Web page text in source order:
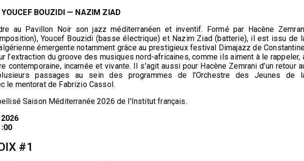
BOUZIDI — NAZIM ZIAD
au Pavillon Noir son jazz méditerranéen et inventif. Formé par Hacène
Youcef Bouzidi (basse électrique) et Nazim Ziad (batterie), il est issu de
émergente notamment grâce au prestigieux festival Dimajazz de
l’extraction du groove des musiques nord-africaines, comme ils aiment à le rappeler,
contemporaine, incarnée et vivante. Il s’agit aussi pour Hacène Zemrani d’un retour
passages au sein des programmes de l’Orchestre des Jeunes de
le mentorat de Fabrizio Cassol.
Saison Méditerranée 2026 de l'Institut français.
#1